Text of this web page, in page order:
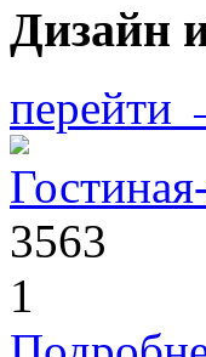
Дизайн
перейти
3563
1